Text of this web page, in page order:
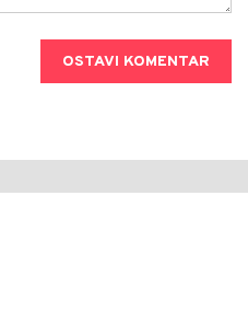
OSTAVI KOMENTAR